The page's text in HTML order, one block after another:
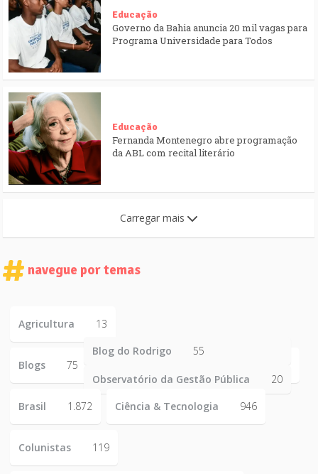
Educação
Governo da Bahia anuncia 20 mil vagas para
Programa Universidade para Todos
Educação
Fernanda Montenegro abre programação
da ABL com recital literário
Carregar mais
navegue por temas
Agricultura 13
Blogs 75
Blog do Rodrigo 55
Observatório da Gestão Pública
20
Brasil
1.872 Ciência & Tecnologia 946
Colunistas 119